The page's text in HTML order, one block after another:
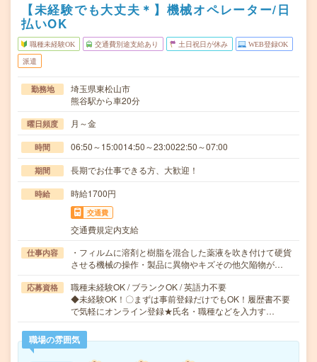
【未経験でも大丈夫＊】機械オペレーター/日
払いOK
職種未経験OK 交通費別途支給あり 土日祝日が休み WEB登録OK
派遣
勤務地
埼玉県東松山市
熊谷駅から車20分
曜日頻度 月～金
時間 06:50～15:0014:50～23:0022:50～07:00
期間 長期でお仕事できる方、大歓迎！
時給 時給1700円
交通費
交通費規定内支給
仕事内容
・フィルムに溶剤と樹脂を混合した薬液を吹き付けて硬貨
させる機械の操作・製品に異物やキズその他欠陥物が…
応募資格
職種未経験OK / ブランクOK / 英語力不要
◆未経験OK！〇まずは事前登録だけでもOK！履歴書不要
で気軽にオンライン登録★氏名・職種などを入力す…
職場の雰囲気